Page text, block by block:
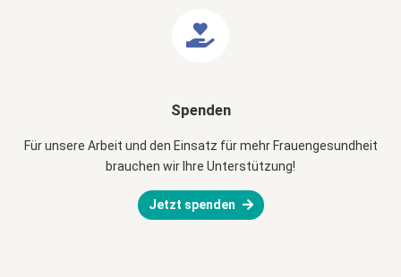
Spenden
Für unsere Arbeit und den Einsatz für mehr Frauengesundheit
brauchen wir Ihre Unterstützung!
Jetzt spenden